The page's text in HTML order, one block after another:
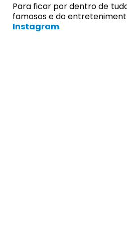
Para ficar por dentro de
famosos e do
Instagram.